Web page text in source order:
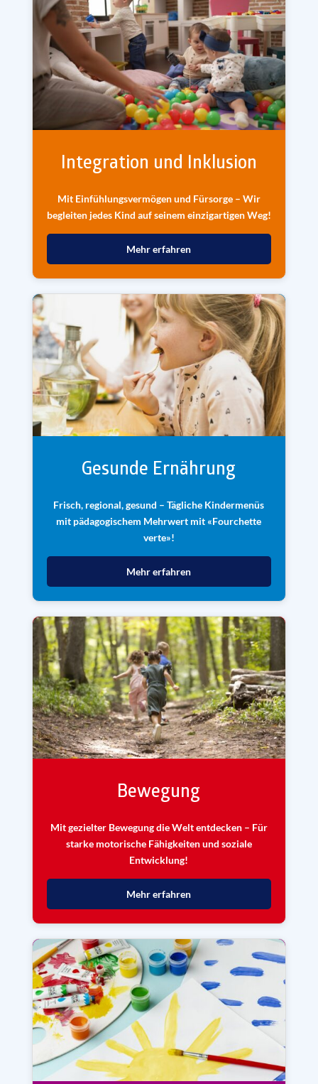
Integration und Inklusion
Mit Einfühlungsvermögen und Fürsorge – Wir
begleiten jedes Kind auf seinem einzigartigen Weg!
Mehr erfahren
Gesunde Ernährung
Frisch, regional, gesund – Tägliche Kindermenüs
mit pädagogischem Mehrwert mit «Fourchette
verte»!
Mehr erfahren
Bewegung
Mit gezielter Bewegung die Welt entdecken – Für
starke motorische Fähigkeiten und soziale
Entwicklung!
Mehr erfahren